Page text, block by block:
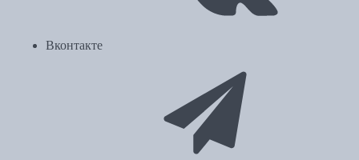
Вконтакте